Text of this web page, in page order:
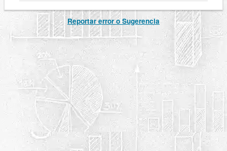
Reportar error o Sugerencia